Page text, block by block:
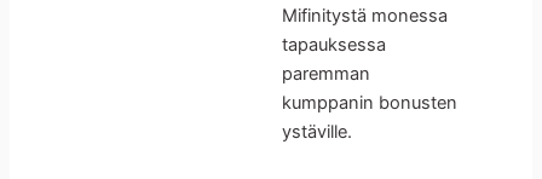
Mifinitystä monessa
tapauksessa
paremman
kumppanin bonusten
ystäville.